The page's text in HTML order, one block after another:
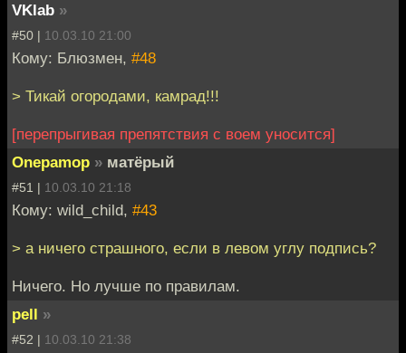
VKlab »
#50 | 10.03.10 21:00
Кому: Блюзмен, #48
> Тикай огородами, камрад!!!
[перепрыгивая препятствия с воем уносится]
Onepamop » матёрый
#51 | 10.03.10 21:18
Кому: wild_child, #43
> а ничего страшного, если в левом углу подпись?
Ничего. Но лучше по правилам.
pell »
#52 | 10.03.10 21:38